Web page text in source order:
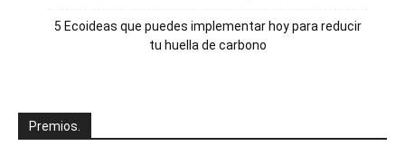
5 Ecoideas que puedes implementar hoy para reducir
tu huella de carbono
Premios.